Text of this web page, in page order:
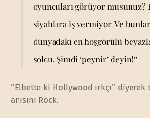
oyuncuları görüyor musunuz?
siyahlara iş vermiyor. Ve bunlar
dünyadaki en hoşgörülü
solcu. Şimdi ‘peynir’ deyin!’’
‘’Elbette ki Hollywood ırkçı’’ diyerek
anısını Rock.